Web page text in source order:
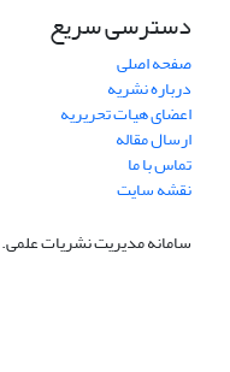
دسترسی سریع
صفحه اصلی
درباره نشریه
اعضای هیات تحریریه
ارسال مقاله
تماس با ما
نقشه سایت
سامانه مدیریت نشریات علمی.